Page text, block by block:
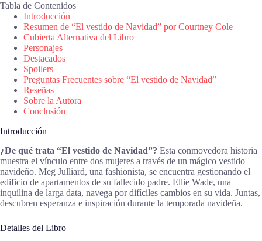
Tabla de Contenidos
Introducción
Resumen de “El vestido de Navidad” por Courtney Cole
Cubierta Alternativa del Libro
Personajes
Destacados
Spoilers
Preguntas Frecuentes sobre “El vestido de Navidad”
Reseñas
Sobre la Autora
Conclusión
Introducción
¿De qué trata “El vestido de Navidad”? Esta conmovedora historia
muestra el vínculo entre dos mujeres a través de un mágico vestido
navideño. Meg Julliard, una fashionista, se encuentra gestionando el
edificio de apartamentos de su fallecido padre. Ellie Wade, una
inquilina de larga data, navega por difíciles cambios en su vida. Juntas,
descubren esperanza e inspiración durante la temporada navideña.
Detalles del Libro